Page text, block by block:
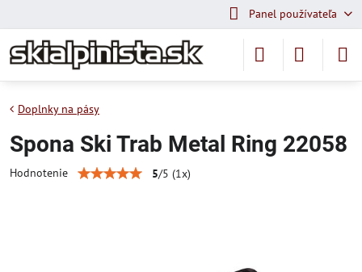
Panel používateľa
Doplnky na pásy
Spona Ski Trab Metal Ring 22058
Hodnotenie 5/5 (1x)